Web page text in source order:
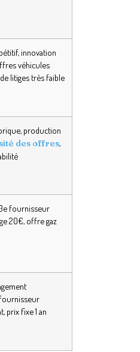
innovation
véhicules
litiges très faible
production
des offres,
fournisseur
20€, offre gaz
prix fixe 1 an